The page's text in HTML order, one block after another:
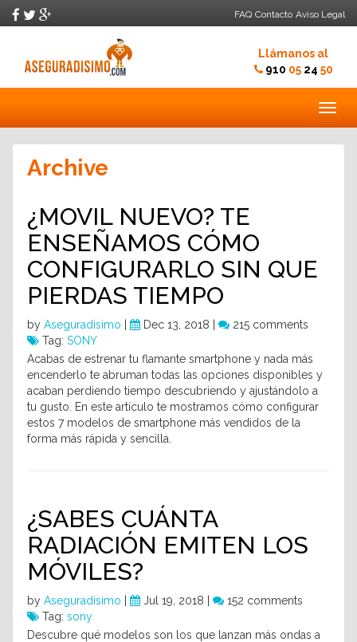
FAQ Contacto Aviso Legal
Llámanos al
910 0524 50
Archive
¿MOVIL NUEVO? TE
ENSEÑAMOS CÓMO
CONFIGURARLO SIN QUE
PIERDAS TIEMPO
by Aseguradisimo Dec 13, 2018 |
215 comments
Tag: SONY
Acabas de estrenar tu flamante smartphone y nada más
encenderlo te abruman todas las opciones disponibles y
acaban perdiendo tiempo descubriendo y ajustándolo a
tu gusto. En este artículo te mostramos cómo configurar
estos 7 modelos de smartphone más vendidos de la
forma más rápida y sencilla.
¿SABES CUÁNTA
RADIACIÓN EMITEN LOS
MÓVILES?
by Aseguradisimo Jul 19, 2018 |
152 comments
Tag: sony
Descubre qué modelos son los que lanzan más ondas a